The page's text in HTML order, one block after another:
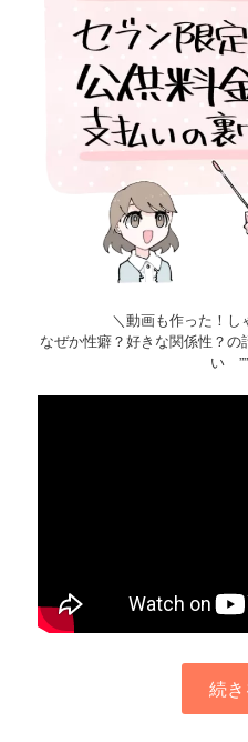
＼動画も作った！し
なぜか性癖？好きな関係性？
い ””
続